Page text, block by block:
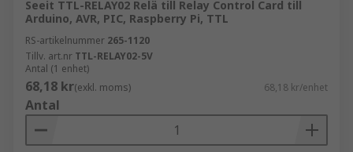
Seeit TTL-RELAY02 Relä till Relay Control Card till
Arduino, AVR, PIC, Raspberry Pi, TTL
RS-artikelnummer 265-1120
Tillv. art.nr TTL-RELAY02-5V
Antal (1 enhet)
68,18 kr(exkl. moms) 68,18 kr/enhet
Antal